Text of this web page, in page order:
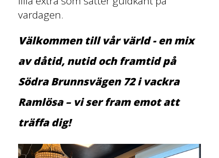
vardagen.
Välkommen till vår värld - en mix
av dåtid, nutid och framtid på
Södra Brunnsvägen 72 i vackra
Ramlösa – vi ser fram emot att
träffa dig!